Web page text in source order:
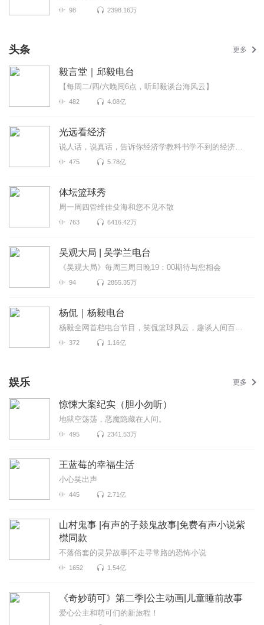
98 2398.16万
头条 更多
毅言堂｜邱毅电台
【每周二/四/六晚间6点，听邱毅谈台海风云】
482 4.08亿
光远看经济
说人话，说真话，告诉你经济学教科书学不到的经济真相
475 5.78亿
体坛篮球秀
周一周四管维佳殳海和您不见不散
763 6416.42万
吴观大局 | 吴学兰电台
《吴观大局》每周三周日晚19：00期待与您相会
94 2855.35万
杨侃｜杨毅电台
杨毅全网首档电台节目，笑侃篮球风云，趣谈人间百态。在这里，你可以感受最精彩的赛事复盘，感受胜负之...
372 1.16亿
娱乐 更多
惊悚大案纪实（胆小勿听）
地狱空荡荡，恶魔隐藏在人间。
495 2341.53万
王蓝莓的幸福生活
小心笑出声
445 2.71亿
山村鬼事 |有声的子燚鬼故事|免费有声小说紫
㯲同款
不落俗套的灵异故事|不走寻常路的恐怖小说
1652 1.54亿
《奇妙萌可》第二季|公主动画|儿童睡前故事
爱心公主和萌可们的新旅程！